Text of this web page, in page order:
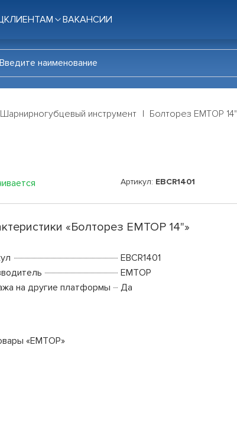
КЛИЕНТАМ ВАКАНСИИ
Шарнирногубцевый инструмент Болторез EMTOP 14"
Артикул: EBCR1401
«Болторез EMTOP 14"»
EBCR1401
EMTOP
на другие платформы
Да
«EMTOP»